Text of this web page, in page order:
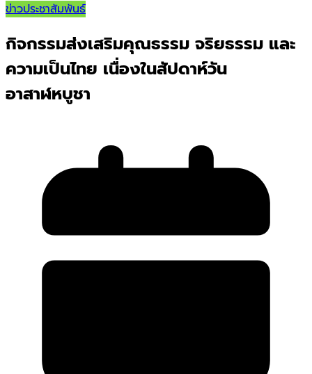
ข่าวประชาสัมพันธ์
กิจกรรมส่งเสริมคุณธรรม จริยธรรม และ
ความเป็นไทย เนื่องในสัปดาห์วัน
อาสาฬหบูชา